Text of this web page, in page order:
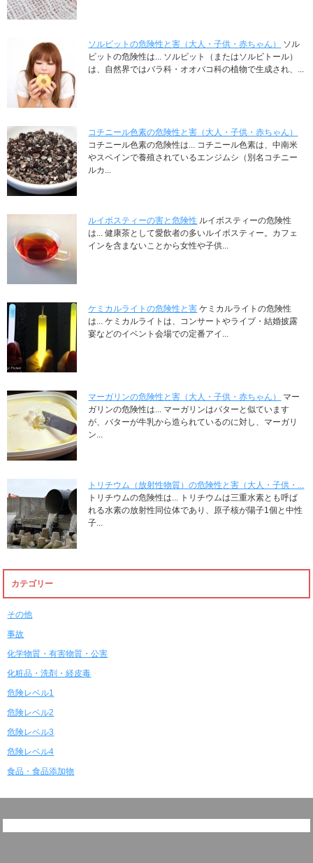
ソルビットの危険性と害（大人・子供・赤ちゃん）
ソル
ビットの危険性は... ソルビット（またはソルビトール）
は、自然界ではバラ科・オオバコ科の植物で生成され、...
コチニール色素の危険性と害（大人・子供・赤ちゃん）
コチニール色素の危険性は... コチニール色素は、中南米
やスペインで養殖されているエンジムシ（別名コチニー
ルカ...
ルイボスティーの害と危険性 ルイボスティーの危険性
は... 健康茶として愛飲者の多いルイボスティー。カフェ
インを含まないことから女性や子供...
ケミカルライトの危険性と害 ケミカルライトの危険性
は... ケミカルライトは、コンサートやライブ・結婚披露
宴などのイベント会場での定番アイ...
マーガリンの危険性と害（大人・子供・赤ちゃん）
マー
ガリンの危険性は... マーガリンはバターと似ています
が、バターが牛乳から造られているのに対し、マーガリ
ン...
トリチウム（放射性物質）の危険性と害（大人・子供・...
トリチウムの危険性は... トリチウムは三重水素とも呼ば
れる水素の放射性同位体であり、原子核が陽子1個と中性
子...
カテゴリー
その他
事故
化学物質・有害物質・公害
化粧品・洗剤・経皮毒
危険レベル1
危険レベル2
危険レベル3
危険レベル4
食品・食品添加物